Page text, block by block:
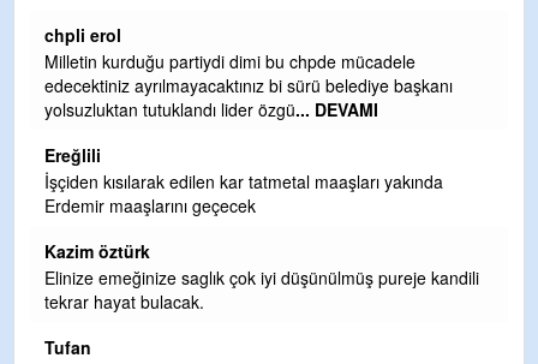
Ereğlili
Ereğli Futbol Kulübünü Erdemir'i özelleştirenler düşünsün
ve sahip çıksınlar. Erdemir özelleştirilmeseydi sponsor
olurdu ve para probl ... DEVAMI
Ereğlili
Tebrikler başkanım ve yönetim kurulu, güzel bir
hizmet.Ereğlimizin terası sayenizde huzur ve ahlak bulacak
Halil Aydın
Birol Şahin ülke hizmetine çeyrek asır damgasını vurmuş
değiştirmeden küsmeden yunus